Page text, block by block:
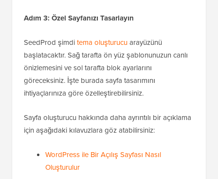
Adım 3: Özel Sayfanızı Tasarlayın
SeedProd şimditema oluşturucuarayüzünü
başlatacaktır. Sağ tarafta ön yüz şablonunuzun canlı
önizlemesini ve sol tarafta blok ayarlarını
göreceksiniz. İşte burada sayfa tasarımını
ihtiyaçlarınıza göre özelleştirebilirsiniz.
Sayfa oluşturucu hakkında daha ayrıntılı bir açıklama
için aşağıdaki kılavuzlara göz atabilirsiniz:
WordPress ile Bir Açılış Sayfası Nasıl
Oluşturulur